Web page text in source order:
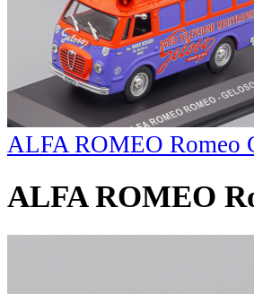
ALFA ROMEO Romeo
ALFA ROMEO